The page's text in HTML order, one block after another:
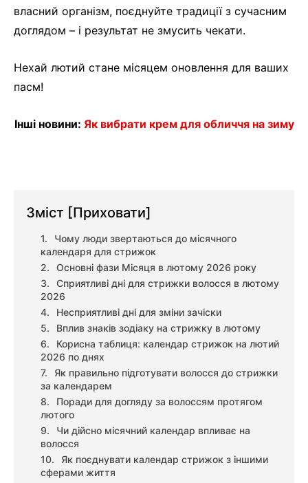
власний організм, поєднуйте традиції з сучасним
доглядом – і результат не змусить чекати.
Нехай лютий стане місяцем оновлення для ваших
пасм!
Інші новини: Як вибрати крем для обличчя на зиму
Зміст [Приховати]
Чому люди звертаються до місячного
календаря для стрижок
Основні фази Місяця в лютому 2026 року
Сприятливі дні для стрижки волосся в лютому
2026
Несприятливі дні для зміни зачіски
Вплив знаків зодіаку на стрижку в лютому
Корисна таблиця: календар стрижок на лютий
2026 по днях
Як правильно підготувати волосся до стрижки
за календарем
Поради для догляду за волоссям протягом
лютого
Чи дійсно місячний календар впливає на
волосся
Як поєднувати календар стрижок з іншими
сферами життя